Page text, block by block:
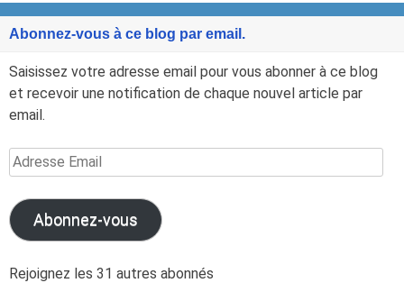
Abonnez-vous à ce blog par email.
Saisissez votre adresse email pour vous abonner à ce blog
et recevoir une notification de chaque nouvel article par
email.
Adresse
Email
Abonnez-vous
Rejoignez les 31 autres abonnés